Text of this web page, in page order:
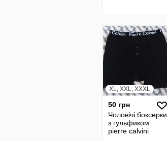
XL, XXL, XXXL
50 грн
Чоловічі боксерки
з гульфиком
pierre calvini